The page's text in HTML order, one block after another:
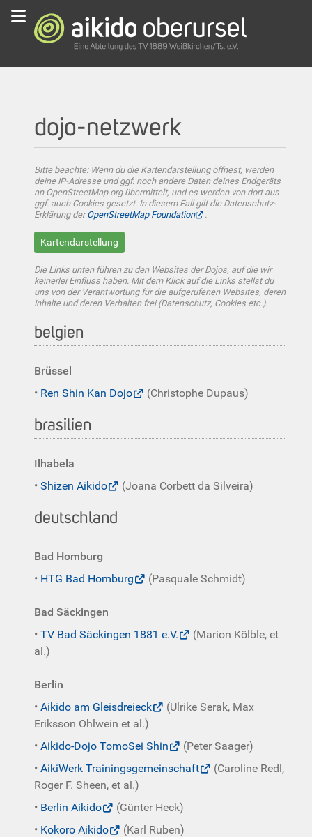
dojo-netzwerk
Bitte beachte: Wenn du die Kartendarstellung öffnest, werden
deine IP-Adresse und ggf. noch andere Daten deines Endgeräts
an OpenStreetMap.org übermittelt, und es werden von dort aus
ggf. auch Cookies gesetzt. In diesem Fall gilt die Datenschutz-
Erklärung derOpenStreetMap Foundation .
Kartendarstellung
Die Links unten führen zu den Websites der Dojos, auf die wir
keinerlei Einfluss haben. Mit dem Klick auf die Links stellst du
uns von der Verantwortung für die aufgerufenen Websites, deren
Inhalte und deren Verhalten frei (Datenschutz, Cookies etc.).
belgien
Brüssel
• Ren Shin Kan Dojo (Christophe Dupaus)
brasilien
Ilhabela
• Shizen Aikido (Joana Corbett da Silveira)
deutschland
Bad Homburg
• HTG Bad Homburg (Pasquale Schmidt)
Bad Säckingen
• TV Bad Säckingen 1881 e.V.
(Marion Kölble, et
al.)
Berlin
• Aikido am Gleisdreieck
(Ulrike Serak, Max
Eriksson Ohlwein et al.)
• Aikido-Dojo TomoSei Shin
(Peter Saager)
• AikiWerk Trainingsgemeinschaft
(Caroline Redl,
Roger F. Sheen, et al.)
• Berlin Aikido
(Günter Heck)
• Kokoro Aikido (Karl Ruben)